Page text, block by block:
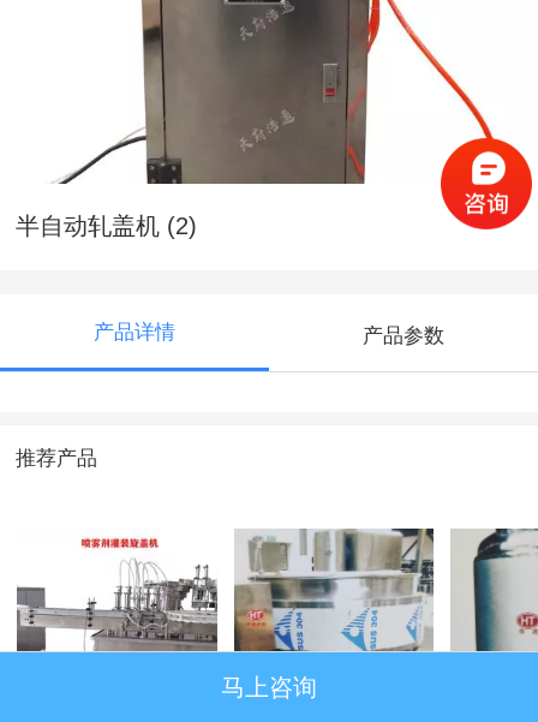
半自动轧盖机 (2)
产品详情 产品参数
推荐产品
多功能电磁炒煮锅
马上咨询